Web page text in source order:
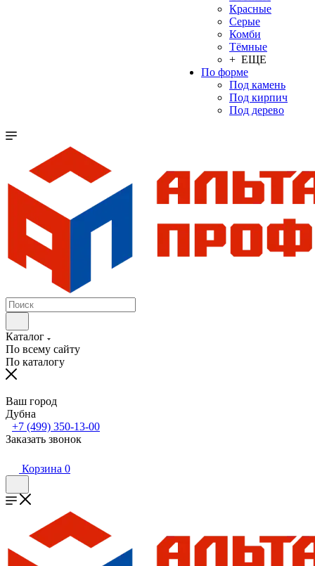
Красные
Серые
Комби
Тёмные
+ ЕЩЕ
По форме
Под камень
Под кирпич
Под дерево
Каталог
По всему сайту
По каталогу
Ваш город
Дубна
+7 (499) 350-13-00
Заказать звонок
Корзина 0